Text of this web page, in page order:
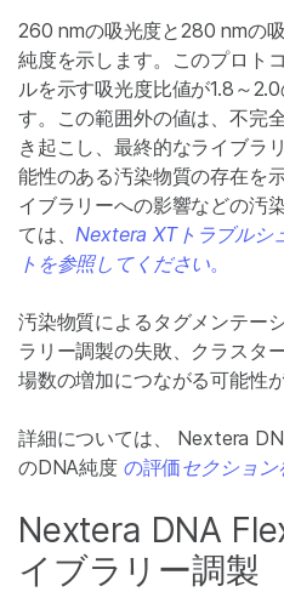
260 nmの吸光度と280 nmの
純度を示します。このプロト
ルを示す吸光度比値が1.8～
す。この範囲外の値は、不完
き起こし、最終的なライブラ
能性のある汚染物質の存在を
イブラリーへの影響などの汚
ては、Nextera XTトラブルシ
トを参照してください。
汚染物質によるタグメンテー
ラリー調製の失敗、クラスタ
場数の増加につながる可能性
詳細については、 Nextera
のDNA純度 の評価セクショ
Nextera DNA
イブラリー調製